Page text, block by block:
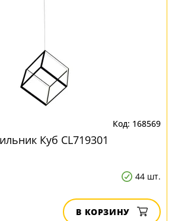
168569
Куб CL719301
44 шт.
В КОРЗИНУ